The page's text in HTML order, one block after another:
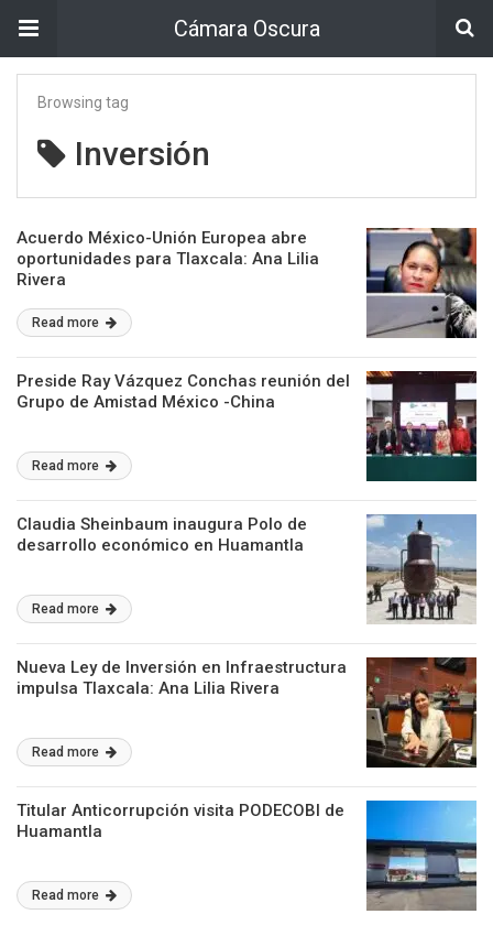
Cámara Oscura
Browsing tag
Inversión
Acuerdo México-Unión Europea abre
oportunidades para Tlaxcala: Ana Lilia
Rivera
Read more
Preside Ray Vázquez Conchas reunión del
Grupo de Amistad México -China
Read more
Claudia Sheinbaum inaugura Polo de
desarrollo económico en Huamantla
Read more
Nueva Ley de Inversión en Infraestructura
impulsa Tlaxcala: Ana Lilia Rivera
Read more
Titular Anticorrupción visita PODECOBI de
Huamantla
Read more